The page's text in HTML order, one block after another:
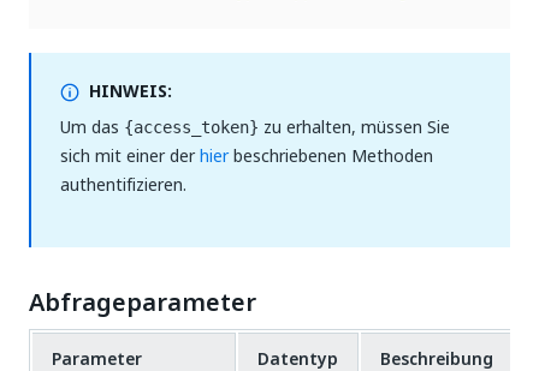
HINWEIS:
Um das {access_token} zu erhalten, müssen Sie
sich mit einer derhierbeschriebenen Methoden
authentifizieren.
Abfrageparameter
Parameter Datentyp Beschreibung